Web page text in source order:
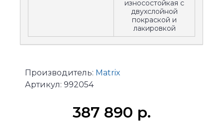
износостойкая с
двухслойной
покраской и
лакировкой
Производитель: Matrix
Артикул: 992054
387 890 р.